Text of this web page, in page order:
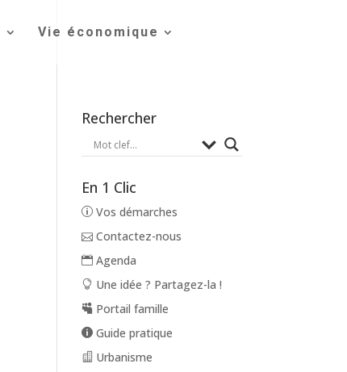
Vie économique
Rechercher
En 1 Clic
Vos démarches
Contactez-nous
Agenda
Une idée ? Partagez-la !
Portail famille
Guide pratique
Urbanisme